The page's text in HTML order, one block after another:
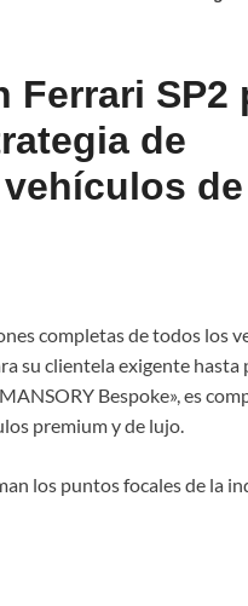
Ferrari SP2
de
completas de todos los
su clientela exigente
Bespoke», es
premium y de lujo.
los puntos focales de la